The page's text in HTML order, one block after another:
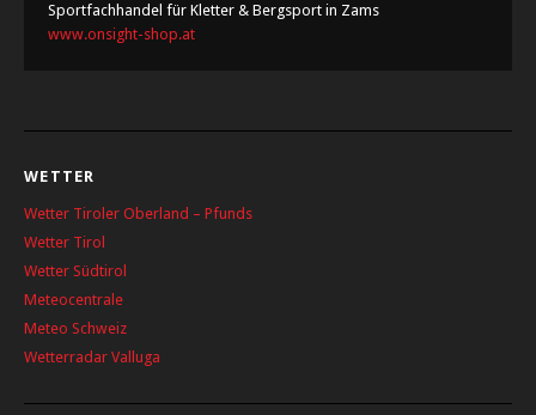
Sportfachhandel für Kletter & Bergsport in Zams
www.onsight-shop.at
WETTER
Wetter Tiroler Oberland – Pfunds
Wetter Tirol
Wetter Südtirol
Meteocentrale
Meteo Schweiz
Wetterradar Valluga